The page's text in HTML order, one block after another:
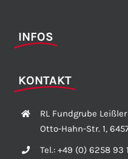
INFOS
KONTAKT
RL Fundgrube
Otto-Hahn-Str. 1,
Tel.: +49 (0) 6258 93